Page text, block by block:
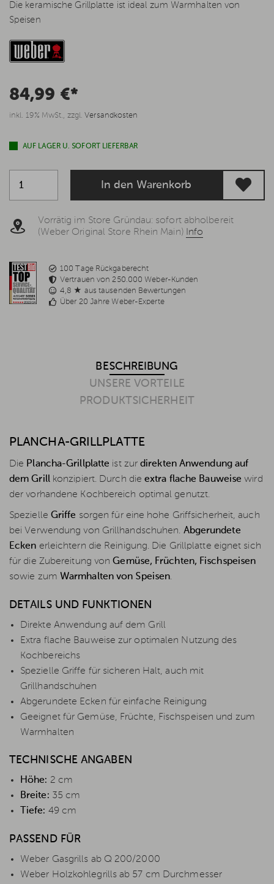
Die keramische Grillplatte ist ideal zum Warmhalten von
Speisen
84,99 €*
inkl. 19% MwSt., zzgl.Versandkosten
AUF LAGER U. SOFORT LIEFERBAR
In den Warenkorb
Vorrätig im Store Gründau: sofort abholbereit
(Weber Original Store Rhein Main) Info
100 Tage Rückgaberecht
Vertrauen von 250.000 Weber-Kunden
4,8 ★ aus tausenden Bewertungen
Über 20 Jahre Weber-Experte
BESCHREIBUNG
UNSERE VORTEILE
PRODUKTSICHERHEIT
PLANCHA-GRILLPLATTE
Die Plancha-Grillplatte ist zurdirekten Anwendung auf
dem Grillkonzipiert. Durch dieextra flache Bauweise wird
der vorhandene Kochbereich optimal genutzt.
Spezielle Griffe sorgen für eine hohe Griffsicherheit, auch
bei Verwendung von Grillhandschuhen. Abgerundete
Ecken erleichtern die Reinigung. Die Grillplatte eignet sich
für die Zubereitung vonGemüse, Früchten, Fischspeisen
sowie zum Warmhalten von Speisen.
DETAILS UND FUNKTIONEN
Direkte Anwendung auf dem Grill
Extra flache Bauweise zur optimalen Nutzung des
Kochbereichs
Spezielle Griffe für sicheren Halt, auch mit
Grillhandschuhen
Abgerundete Ecken für einfache Reinigung
Geeignet für Gemüse, Früchte, Fischspeisen und zum
Warmhalten
TECHNISCHE ANGABEN
Höhe: 2 cm
Breite: 35 cm
Tiefe: 49 cm
PASSEND FÜR
Weber Gasgrills ab Q 200/2000
Weber Holzkohlegrills ab 57 cm Durchmesser